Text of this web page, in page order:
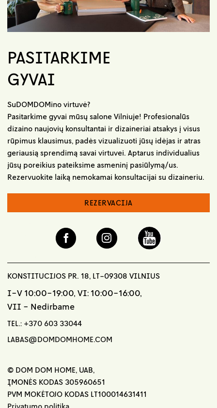
PASITARKIME
GYVAI
SuDOMDOMino virtuvė?
Pasitarkime gyvai mūsų salone Vilniuje! Profesionalūs
dizaino naujovių konsultantai ir dizaineriai atsakys į visus
rūpimus klausimus, padės vizualizuoti jūsų idėjas ir atras
geriausią sprendimą savai virtuvei. Aptarus individualius
jūsų poreikius pateiksime asmeninį pasiūlymą/us.
Rezervuokite laiką nemokamai konsultacijai su dizaineriu.
REZERVACIJA
KONSTITUCIJOS PR. 18, LT-09308 VILNIUS
I-V 10:00-19:00, VI: 10:00-16:00,
VII - Nedirbame
TEL.: +370 603 33044
LABAS@DOMDOMHOME.COM
© DOM DOM HOME, UAB,
ĮMONĖS KODAS 305960651
PVM MOKĖTOJO KODAS LT100014631411
Privatumo politika